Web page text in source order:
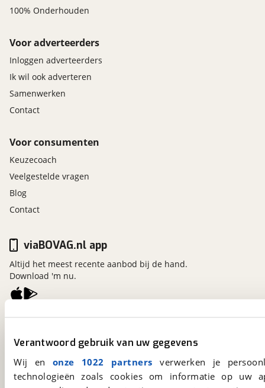
Verantwoord gebruik van uw gegevens
Wij en onze 1022 partners verwerken je
technologieën zoals cookies om informatie op
100% Onderhouden
Voor adverteerders
Inloggen adverteerders
Ik wil ook adverteren
Samenwerken
Contact
Voor consumenten
Keuzecoach
Veelgestelde vragen
Blog
Contact
viaBOVAG.nl
Kosterijland
3981 AJ Bunnik
Een initiatief van
BOVAG
viaBOVAG.nl app
Altijd het meest recente aanbod bij de hand.
Download 'm nu.